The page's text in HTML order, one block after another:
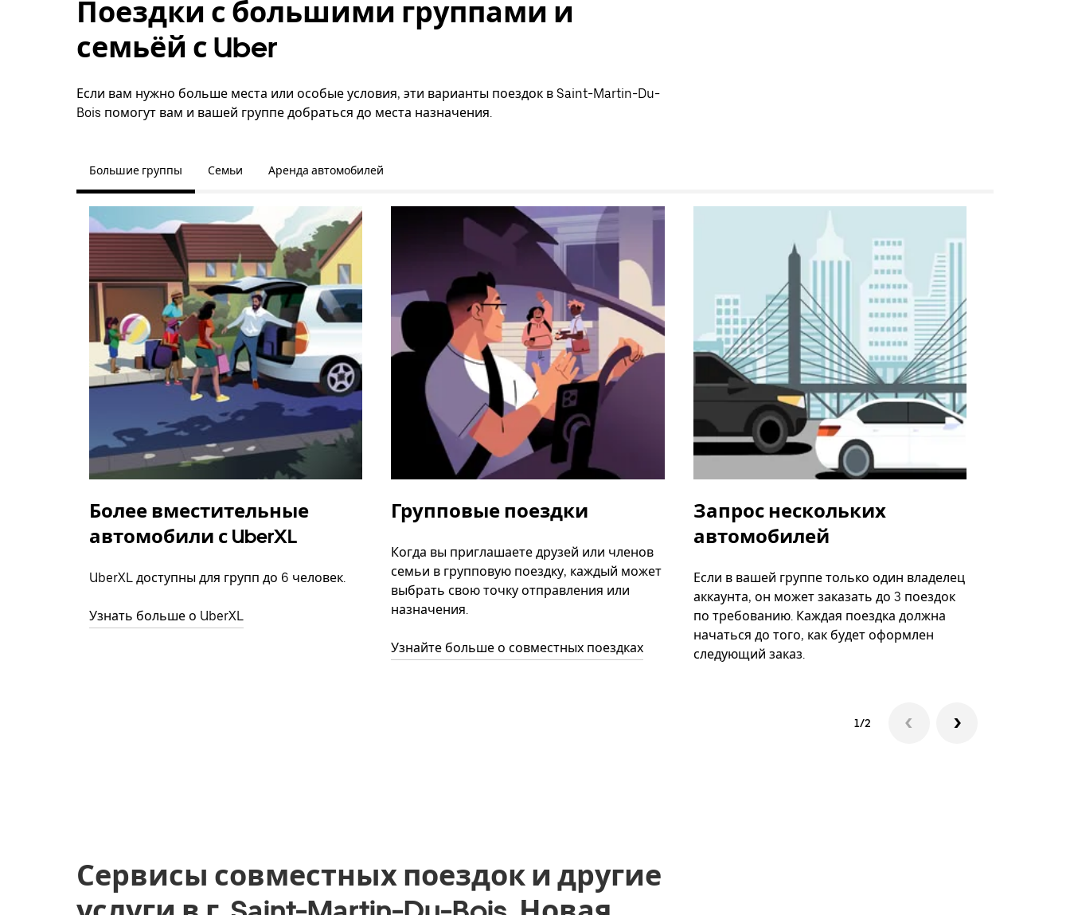
Поездки с большими группами и
семьёй с Uber
Если вам нужно больше места или особые условия, эти варианты поездок в Saint-Martin-Du-
Bois помогут вам и вашей группе добраться до места назначения.
Большие группы Семьи Аренда автомобилей
Более вместительные
автомобили с UberXL
UberXL доступны для групп до 6 человек.
Узнать больше о UberXL
Групповые поездки
Когда вы приглашаете друзей или членов
семьи в групповую поездку, каждый может
выбрать свою точку отправления или
назначения.
Узнайте больше о совместных поездках
Запрос нескольких
автомобилей
Если в вашей группе только один владелец
аккаунта, он может заказать до 3 поездок
по требованию. Каждая поездка должна
начаться до того, как будет оформлен
следующий заказ.
1/2
Сервисы совместных поездок и другие